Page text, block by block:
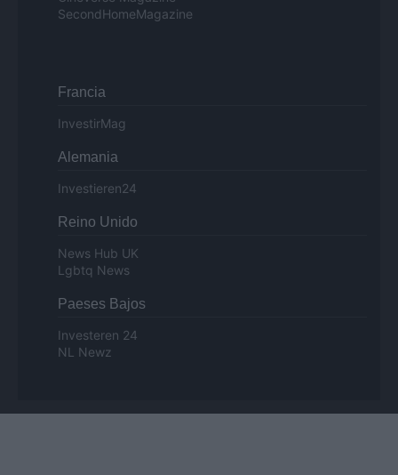
SecondHomeMagazine
Francia
InvestirMag
Alemania
Investieren24
Reino Unido
News Hub UK
Lgbtq News
Paeses Bajos
Investeren 24
NL Newz